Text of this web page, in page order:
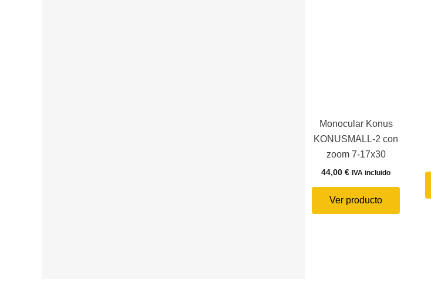
Monocular Konus
KONUSMALL-2 con
zoom 7-17x30
44,00€ IVA incluido
Ver producto